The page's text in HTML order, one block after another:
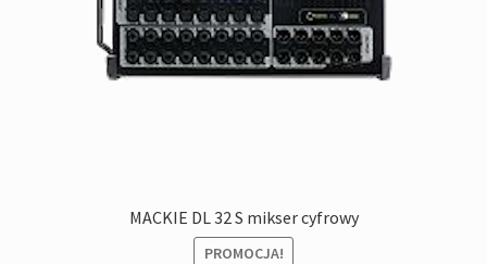
MACKIE DL 32 S mikser cyfrowy
PROMOCJA!